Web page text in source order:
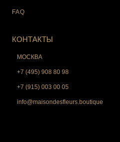
FAQ
КОНТАКТЫ
МОСКВА
+7 (495) 908 80 98
+7 (915) 003 00 05
info@maisondesfleurs.boutique